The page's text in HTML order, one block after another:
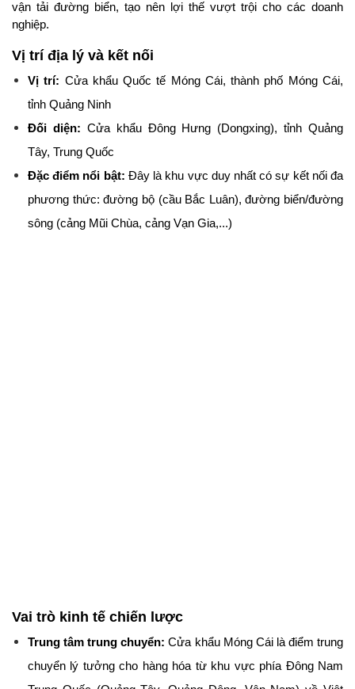
vận tải đường biển, tạo nên lợi thế vượt trội cho các doanh
nghiệp.
Vị trí địa lý và kết nối
Vị trí: Cửa khẩu Quốc tế Móng Cái, thành phố Móng Cái,
tỉnh Quảng Ninh
Đối diện: Cửa khẩu Đông Hưng (Dongxing), tỉnh Quảng
Tây, Trung Quốc
Đặc điểm nổi bật: Đây là khu vực duy nhất có sự kết nối đa
phương thức: đường bộ (cầu Bắc Luân), đường biển/đường
sông (cảng Mũi Chùa, cảng Vạn Gia,...)
Vai trò kinh tế chiến lược
Trung tâm trung chuyển: Cửa khẩu Móng Cái là điểm trung
chuyển lý tưởng cho hàng hóa từ khu vực phía Đông Nam